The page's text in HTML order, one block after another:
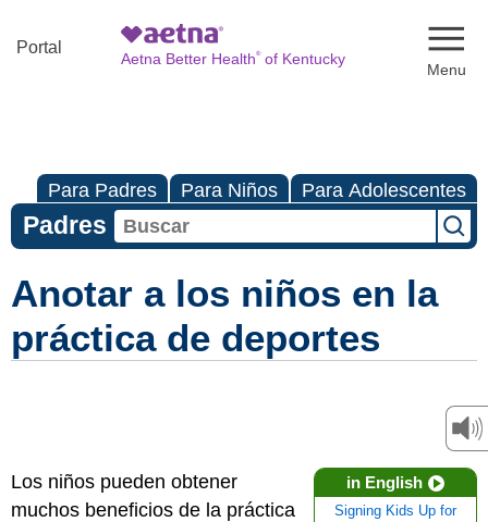
Portal
Aetna Better Health®of Kentucky
Para Padres Para Niños Para Adolescentes
Padres
Anotar a los niños en la
práctica de deportes
in English
Signing Kids Up for
Los niños pueden obtener
muchos beneficios de la práctica